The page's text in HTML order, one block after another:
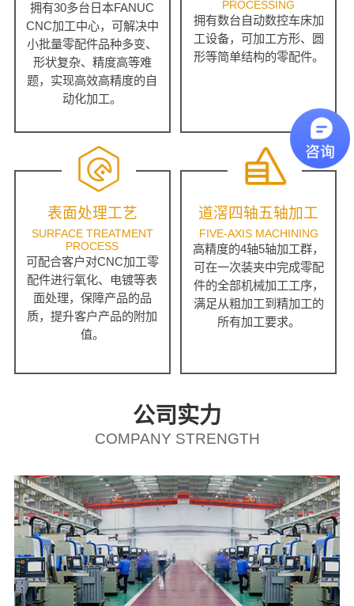
拥有30多台日本FANUC
CNC加工中心，可解决中
小批量零配件品种多变、
形状复杂、精度高等难
题，实现高效高精度的自
动化加工。
PROCESSING
拥有数台自动数控车床加
工设备，可加工方形、圆
形等简单结构的零配件。
表面处理工艺
SURFACE TREATMENT
PROCESS
可配合客户对CNC加工零
配件进行氧化、电镀等表
面处理，保障产品的品
质，提升客户产品的附加
值。
道滘四轴五轴加工
FIVE-AXIS MACHINING
高精度的4轴5轴加工群，
可在一次装夹中完成零配
件的全部机械加工工序，
满足从粗加工到精加工的
所有加工要求。
公司实力
COMPANY STRENGTH